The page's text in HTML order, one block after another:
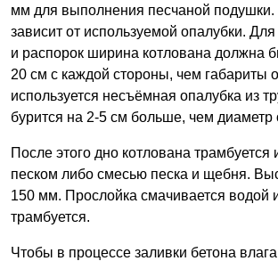
мм для выполнения песчаной
зависит от используемой опалубки. Для
и распорок ширина котлована должна
20 см с каждой стороны, чем габариты
используется несъёмная опалубка из
бурится на 2-5 см больше, чем диаметр
После этого дно котлована трамбуется
песком либо смесью песка и щебня.
150 мм. Прослойка смачивается водой
трамбуется.
Чтобы в процессе заливки бетона